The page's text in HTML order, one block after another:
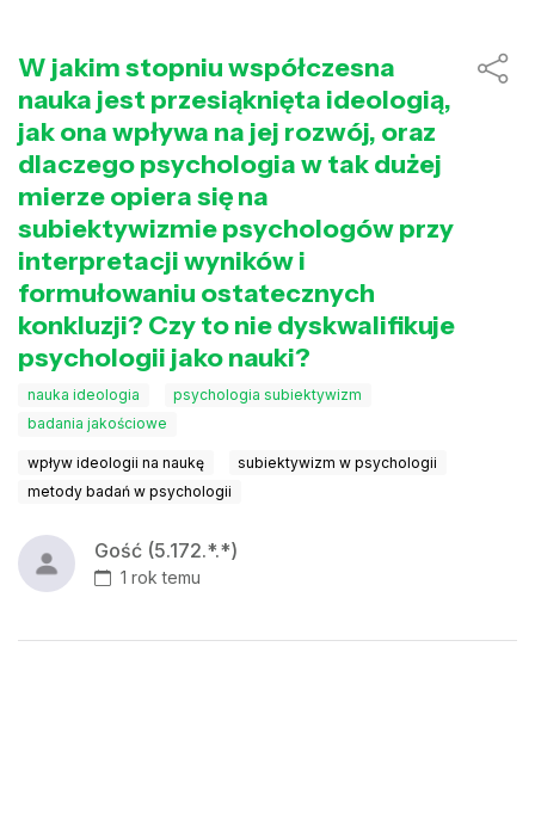
W jakim stopniu współczesna
nauka jest przesiąknięta ideologią,
jak ona wpływa na jej rozwój, oraz
dlaczego psychologia w tak dużej
mierze opiera się na
subiektywizmie psychologów przy
interpretacji wyników i
formułowaniu ostatecznych
konkluzji? Czy to nie dyskwalifikuje
psychologii jako nauki?
nauka ideologia
psychologia subiektywizm
badania jakościowe
wpływ ideologii na naukę
subiektywizm w psychologii
metody badań w psychologii
Gość (5.172.*.*)
1 rok temu